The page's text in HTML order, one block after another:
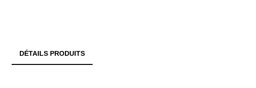
DÉTAILS PRODUITS